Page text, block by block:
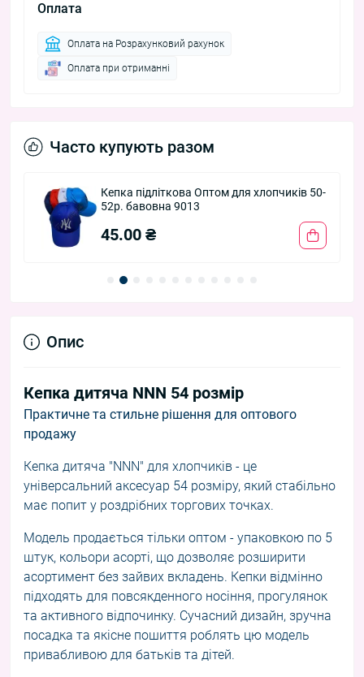
Оплата
Оплата на Розрахунковий рахунок
Оплата при отриманні
Часто купують разом
Кепка підліткова Оптом для хлопчиків 50-
52р. бавовна 9013
45.00 ₴
Опис
Кепка дитяча NNN 54 розмір
Практичне та стильне рішення для оптового
продажу
Кепка дитяча "NNN" для хлопчиків - це
універсальний аксесуар 54 розміру, який стабільно
має попит у роздрібних торгових точках.
Модель продається тільки оптом - упаковкою по 5
штук, кольори асорті, що дозволяє розширити
асортимент без зайвих вкладень. Кепки відмінно
підходять для повсякденного носіння, прогулянок
та активного відпочинку. Сучасний дизайн, зручна
посадка та якісне пошиття роблять цю модель
привабливою для батьків та дітей.